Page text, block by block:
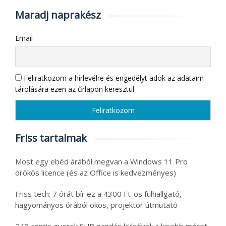
Maradj naprakész
Email
Feliratkozom a hírlevélre és engedélyt adok az adataim
tárolására ezen az űrlapon keresztül
Friss tartalmak
Most egy ebéd árából megvan a Windows 11 Pro
örökös licence (és az Office is kedvezményes)
Friss tech: 7 órát bír ez a 4300 Ft-os fülhallgató,
hagyományos órából okos, projektor útmutató